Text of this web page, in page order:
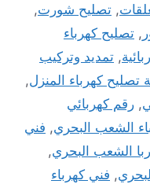
, تصليح شورت,
, تصليح كهرباء
, تمديد وتركيب
تصليح كهرباء المنزل,
, رقم كهربائي
الشعب البحري, فني
الشعب البحري,
, فني كهرباء